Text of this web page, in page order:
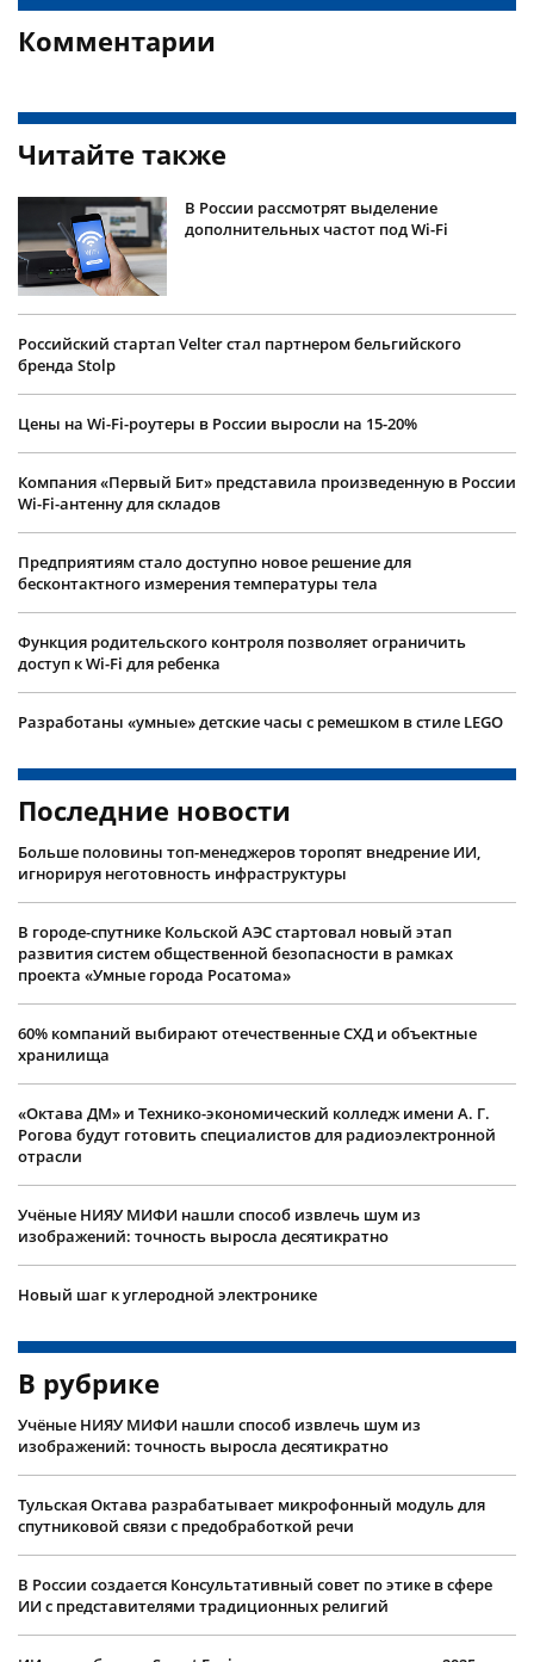
Комментарии
Читайте также
В России рассмотрят выделение
дополнительных частот под Wi-Fi
Российский стартап Velter стал партнером бельгийского
бренда Stolp
Цены на Wi-Fi-роутеры в России выросли на 15-20%
Компания «Первый Бит» представила произведенную в России
Wi-Fi-антенну для складов
Предприятиям стало доступно новое решение для
бесконтактного измерения температуры тела
Функция родительского контроля позволяет ограничить
доступ к Wi-Fi для ребенка
Разработаны «умные» детские часы с ремешком в стиле LEGO
Последние новости
Больше половины топ-менеджеров торопят внедрение ИИ,
игнорируя неготовность инфраструктуры
В городе-спутнике Кольской АЭС стартовал новый этап
развития систем общественной безопасности в рамках
проекта «Умные города Росатома»
60% компаний выбирают отечественные СХД и объектные
хранилища
«Октава ДМ» и Технико-экономический колледж имени А. Г.
Рогова будут готовить специалистов для радиоэлектронной
отрасли
Учëные НИЯУ МИФИ нашли способ извлечь шум из
изображений: точность выросла десятикратно
Новый шаг к углеродной электронике
В рубрике
Учëные НИЯУ МИФИ нашли способ извлечь шум из
изображений: точность выросла десятикратно
Тульская Октава разрабатывает микрофонный модуль для
спутниковой связи с предобработкой речи
В России создается Консультативный совет по этике в сфере
ИИ с представителями традиционных религий